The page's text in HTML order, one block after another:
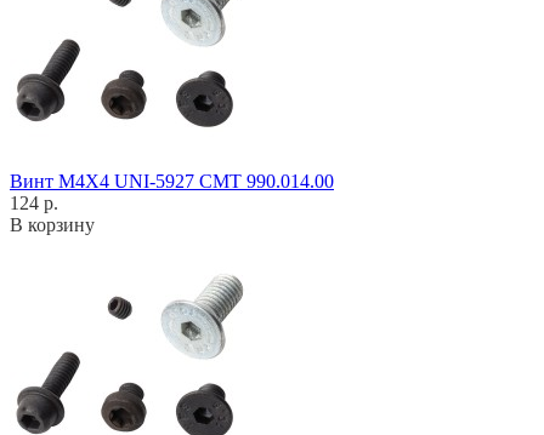
Винт M4X4 UNI-5927 CMT 990.014.00
124 р.
В корзину